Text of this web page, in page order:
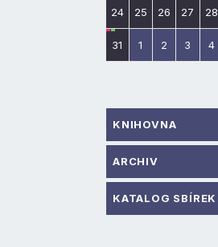
24 25 26 27 28
31 1 2 3 4
KNIHOVNA
ARCHIV
KATALOG SBÍREK